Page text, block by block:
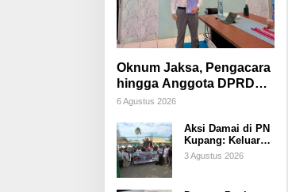
Oknum Jaksa, Pengacara
hingga Anggota DPRD
Diduga Terlibat, Sisco
Pemerasan Terorganisir
6 Agustus 2026
Aksi Damai di PN
Kupang: Keluarga
Tuding Proses
Hukum Kasus
3 Agustus 2026